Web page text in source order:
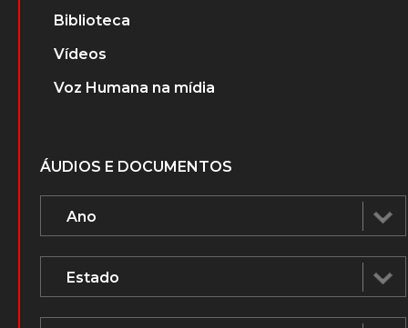
Biblioteca
Vídeos
Voz Humana na mídia
ÁUDIOS E DOCUMENTOS